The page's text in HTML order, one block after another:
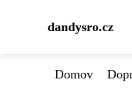
dandysro.cz
Domov